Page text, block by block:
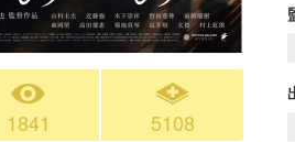
1841 5108